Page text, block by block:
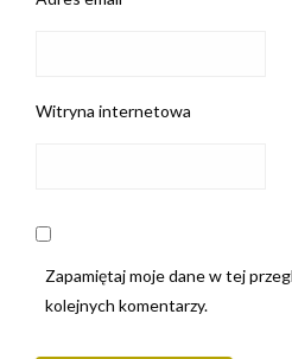
Witryna internetowa
Zapamiętaj moje dane w tej
kolejnych komentarzy.